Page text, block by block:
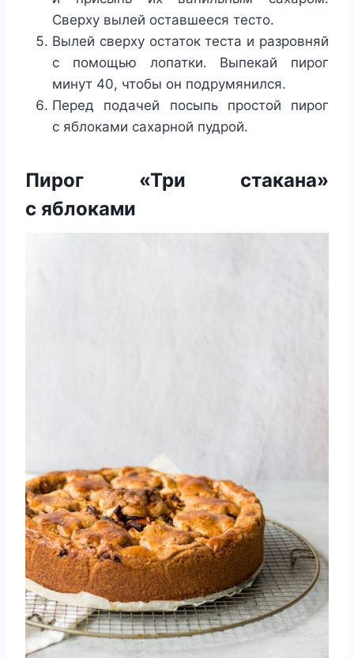
Сверху вылей оставшееся тесто.
Вылей сверху остаток теста и разровняй
с помощью лопатки. Выпекай пирог
минут 40, чтобы он подрумянился.
Перед подачей посыпь простой пирог
с яблоками сахарной пудрой.
Пирог «Три стакана»
с яблоками